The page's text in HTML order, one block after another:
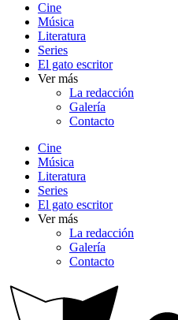
Cine
Música
Literatura
Series
El gato escritor
Ver más
La redacción
Galería
Contacto
Cine
Música
Literatura
Series
El gato escritor
Ver más
La redacción
Galería
Contacto